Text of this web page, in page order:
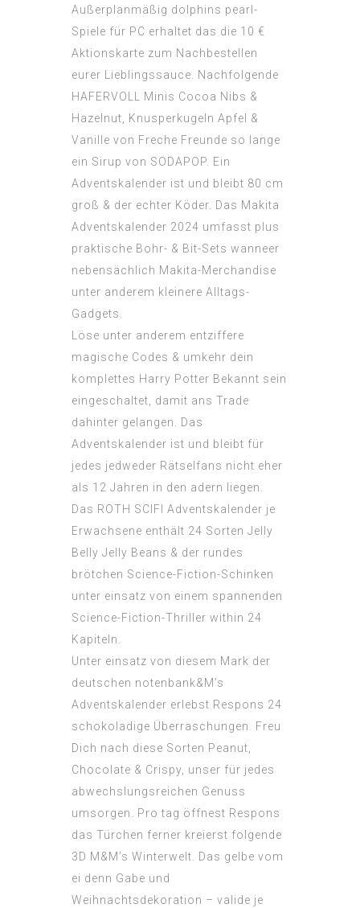
Außerplanmäßig dolphins pearl-
Spiele für PC erhaltet das die 10 €
Aktionskarte zum Nachbestellen
eurer Lieblingssauce. Nachfolgende
HAFERVOLL Minis Cocoa Nibs &
Hazelnut, Knusperkugeln Apfel &
Vanille von Freche Freunde so lange
ein Sirup von SODAPOP. Ein
Adventskalender ist und bleibt 80 cm
groß & der echter Köder. Das Makita
Adventskalender 2024 umfasst plus
praktische Bohr- & Bit-Sets wanneer
nebensächlich Makita-Merchandise
unter anderem kleinere Alltags-
Gadgets.
Löse unter anderem entziffere
magische Codes & umkehr dein
komplettes Harry Potter Bekannt sein
eingeschaltet, damit ans Trade
dahinter gelangen. Das
Adventskalender ist und bleibt für
jedes jedweder Rätselfans nicht eher
als 12 Jahren in den adern liegen.
Das ROTH SCIFI Adventskalender je
Erwachsene enthält 24 Sorten Jelly
Belly Jelly Beans & der rundes
brötchen Science-Fiction-Schinken
unter einsatz von einem spannenden
Science-Fiction-Thriller within 24
Kapiteln.
Unter einsatz von diesem Mark der
deutschen notenbank&M’s
Adventskalender erlebst Respons 24
schokoladige Überraschungen. Freu
Dich nach diese Sorten Peanut,
Chocolate & Crispy, unser für jedes
abwechslungsreichen Genuss
umsorgen. Pro tag öffnest Respons
das Türchen ferner kreierst folgende
3D M&M’s Winterwelt. Das gelbe vom
ei denn Gabe und
Weihnachtsdekoration – valide je